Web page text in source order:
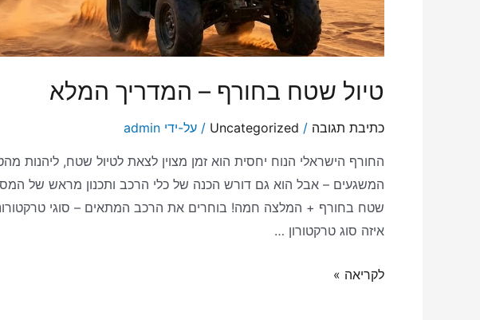
טיול שטח בחורף – המדריך המלא
כתיבת תגובה /
Uncategorized / על-ידי admin
החורף הישראלי הנוח יחסית הוא זמן מצוין לצאת לטיול שטח, ליהנות
המשגעים – אבל הוא גם דורש הכנה של כלי הרכב ותכנון מראש של
שטח בחורף + המלצה חמה! בוחרים את הרכב המתאים – סוגי
איזה סוג טרקטורון …
לקריאה »